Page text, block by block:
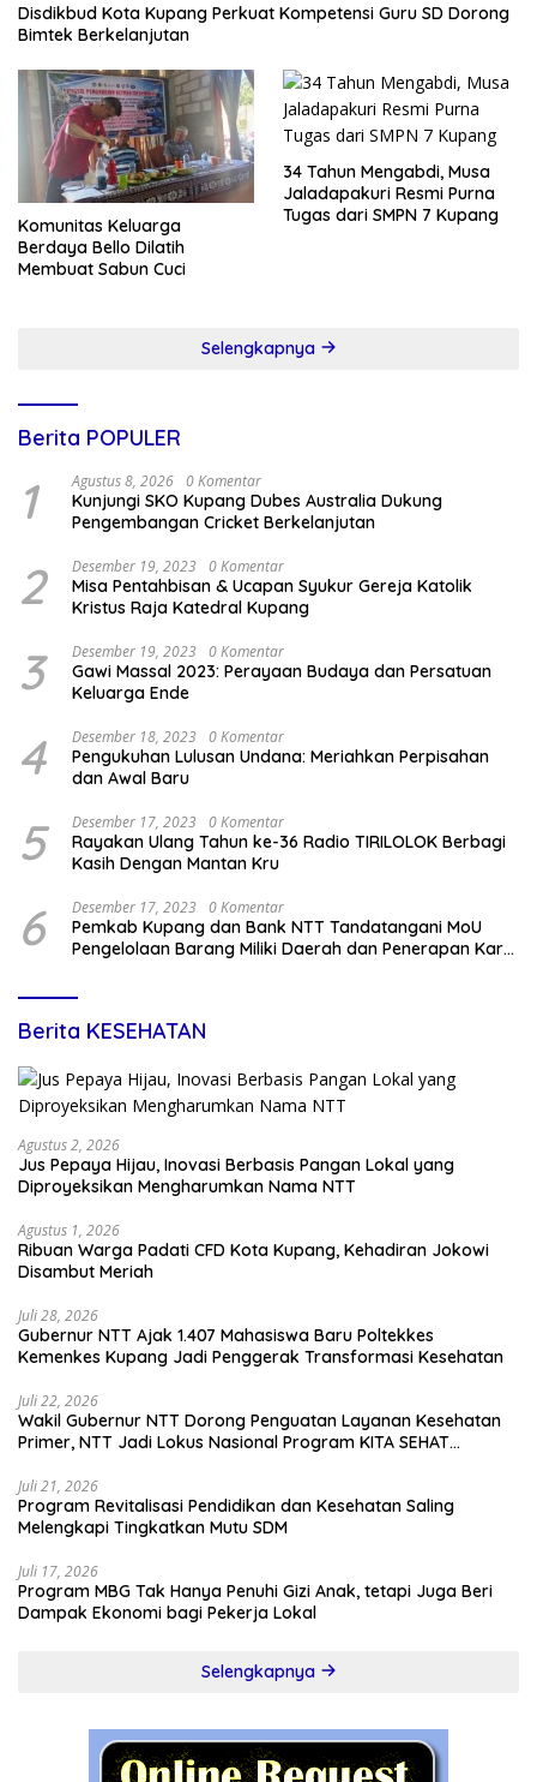
Disdikbud Kota Kupang Perkuat Kompetensi Guru SD Dorong
Bimtek Berkelanjutan
Komunitas Keluarga
Berdaya Bello Dilatih
Membuat Sabun Cuci
34 Tahun Mengabdi, Musa
Jaladapakuri Resmi Purna
Tugas dari SMPN 7 Kupang
Selengkapnya
Berita POPULER
1 Agustus 8, 2026 0 Komentar
Kunjungi SKO Kupang Dubes Australia Dukung
Pengembangan Cricket Berkelanjutan
2 Desember 19, 2023 0 Komentar
Misa Pentahbisan & Ucapan Syukur Gereja Katolik
Kristus Raja Katedral Kupang
3 Desember 19, 2023 0 Komentar
Gawi Massal 2023: Perayaan Budaya dan Persatuan
Keluarga Ende
4 Desember 18, 2023 0 Komentar
Pengukuhan Lulusan Undana: Meriahkan Perpisahan
dan Awal Baru
5 Desember 17, 2023 0 Komentar
Rayakan Ulang Tahun ke-36 Radio TIRILOLOK Berbagi
Kasih Dengan Mantan Kru
6 Desember 17, 2023 0 Komentar
Pemkab Kupang dan Bank NTT Tandatangani MoU
Pengelolaan Barang Miliki Daerah dan Penerapan Kartu
Berita KESEHATAN
Agustus 2, 2026
Jus Pepaya Hijau, Inovasi Berbasis Pangan Lokal yang
Diproyeksikan Mengharumkan Nama NTT
Agustus 1, 2026
Ribuan Warga Padati CFD Kota Kupang, Kehadiran Jokowi
Disambut Meriah
Juli 28, 2026
Gubernur NTT Ajak 1.407 Mahasiswa Baru Poltekkes
Kemenkes Kupang Jadi Penggerak Transformasi Kesehatan
Juli 22, 2026
Wakil Gubernur NTT Dorong Penguatan Layanan Kesehatan
Primer, NTT Jadi Lokus Nasional Program KITA SEHAT
Juli 21, 2026
Program Revitalisasi Pendidikan dan Kesehatan Saling
Melengkapi Tingkatkan Mutu SDM
Juli 17, 2026
Program MBG Tak Hanya Penuhi Gizi Anak, tetapi Juga Beri
Dampak Ekonomi bagi Pekerja Lokal
Selengkapnya